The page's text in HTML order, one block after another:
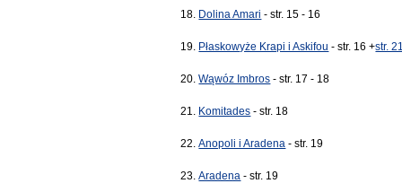
18. Dolina Amari - str. 15 - 16
19. Płaskowyże Krapi i Askifou - str. 16 +str.
20.Wąwóz Imbros - str. 17 - 18
21. Komitades - str. 18
22.Anopoli i Aradena - str. 19
23.Aradena - str. 19